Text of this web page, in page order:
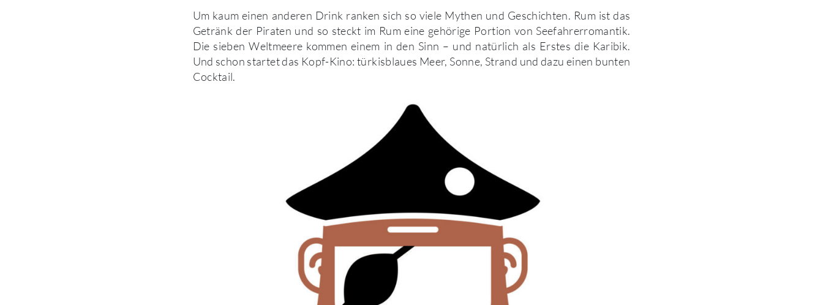
Um kaum einen anderen Drink ranken sich so viele Mythen und Geschichten. Rum ist das
Getränk der Piraten und so steckt im Rum eine gehörige Portion von Seefahrerromantik.
Die sieben Weltmeere kommen einem in den Sinn – und natürlich als Erstes die Karibik.
Und schon startet das Kopf-Kino: türkisblaues Meer, Sonne, Strand und dazu einen bunten
Cocktail.